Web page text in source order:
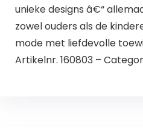
unieke designs â€“
zowel ouders als de
mode met liefdevolle
Artikelnr. 160803 –